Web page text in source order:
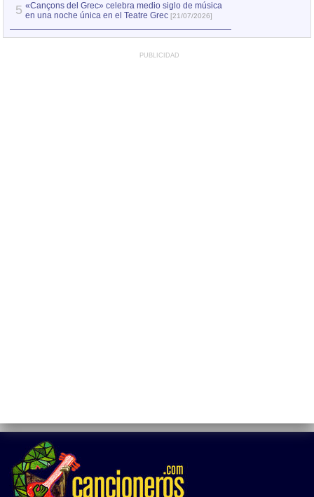
5 «Cançons del Grec» celebra medio siglo de música
en una noche única en el Teatre Grec [21/07/2026]
PUBLICIDAD